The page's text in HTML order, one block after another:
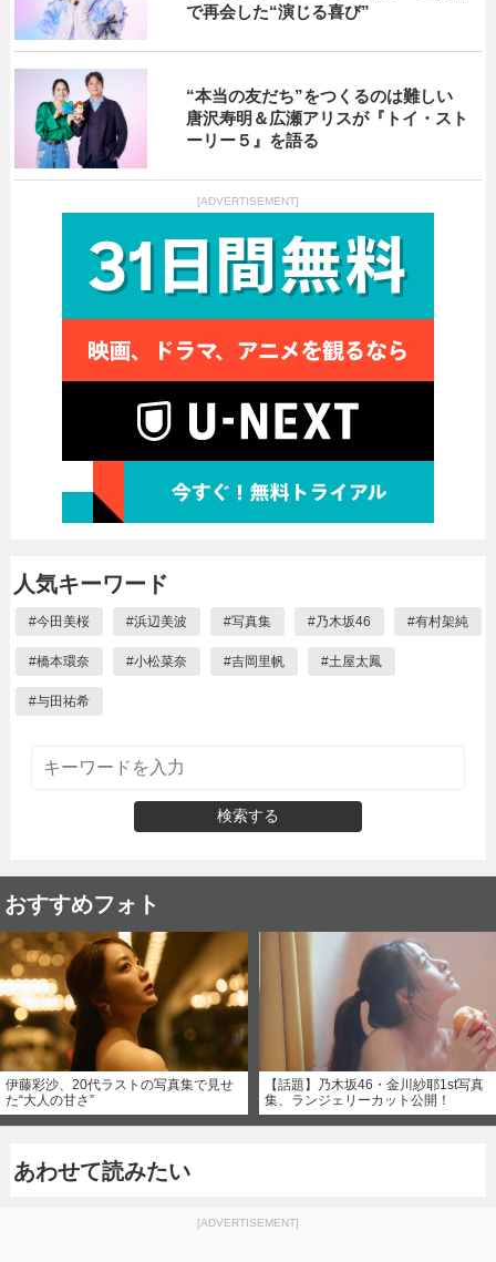
で再会した“演じる喜び”
“本当の友だち”をつくるのは難しい
唐沢寿明＆広瀬アリスが『トイ・スト
ーリー５』を語る
[ADVERTISEMENT]
人気キーワード
#今田美桜 #浜辺美波 #写真集 #乃木坂46 #有村架純
#橋本環奈 #小松菜奈 #吉岡里帆 #土屋太鳳
#与田祐希
検索する
おすすめフォト
伊藤彩沙、20代ラストの写真集で見せ
た“大人の甘さ”
【話題】乃木坂46・金川紗耶1st写真
集、ランジェリーカット公開！
あわせて読みたい
[ADVERTISEMENT]